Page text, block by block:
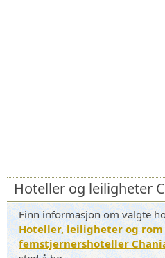
Hoteller og leiligheter
Finn informasjon om valgte
Hoteller, leiligheter og rom
femstjernershoteller